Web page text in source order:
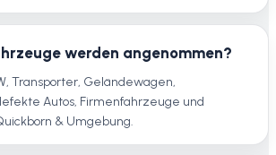
werden angenommen?
Transporter, Geländewagen,
Autos, Firmenfahrzeuge und
& Umgebung.